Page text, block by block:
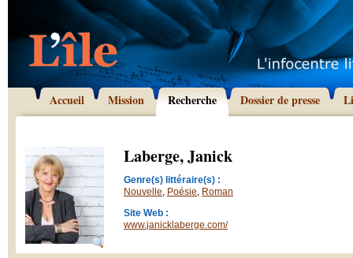
Accueil Mission Recherche Dossier de presse
Laberge, Janick
Genre(s) littéraire(s) :
Nouvelle, Poésie, Roman
Site Web :
www.janicklaberge.com/